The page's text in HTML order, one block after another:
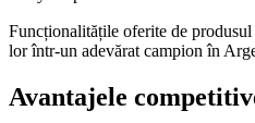
Funcționalitățile oferite de produsul
lor într-un adevărat campion în
Avantajele